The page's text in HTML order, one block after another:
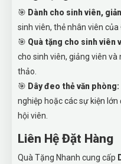
🎯 Dành cho sinh viên,
sinh viên, thẻ nhân viên của
🎯 Quà tặng cho sinh viên
cho sinh viên, giảng viên
thảo.
🎯 Dây đeo thẻ văn phòng:
nghiệp hoặc các sự kiện
hội viên.
Liên Hệ Đặt Hàng
Quà Tặng Nhanh cung cấp